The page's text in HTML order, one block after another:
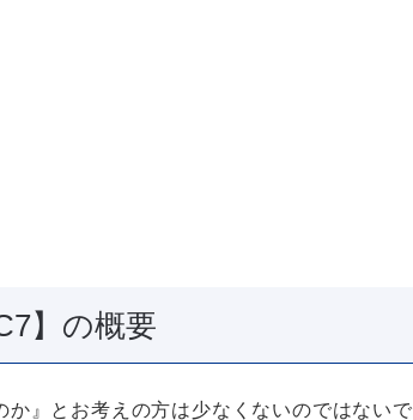
】の概要
』とお考えの方は少なくないのではないで